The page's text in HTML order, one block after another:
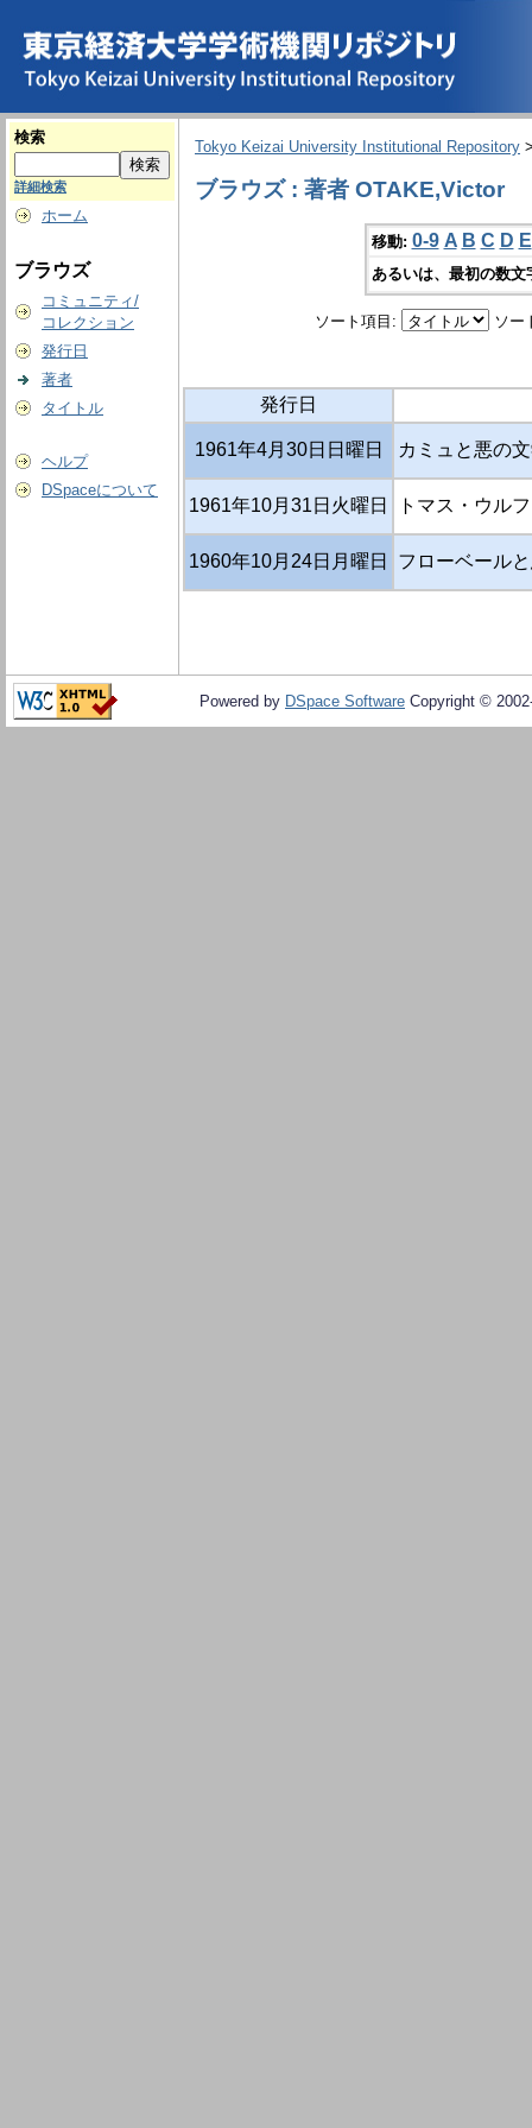
検索
詳細検索
ホーム
ブラウズ
コミュニティ/
コレクション
発行日
著者
タイトル
ヘルプ
DSpaceについて
Tokyo Keizai University Institutional Repository
ブラウズ : 著者 OTAKE,Victor
移動: 0-9 A B C D E
あるいは、最初の数
ソート項目: ソー
発行日
1961年4月30日日曜日 カミュと悪の
1961年10月31日火曜日 トマス・ウル
1960年10月24日月曜日 フローベール
Powered by DSpace Software Copyright ©